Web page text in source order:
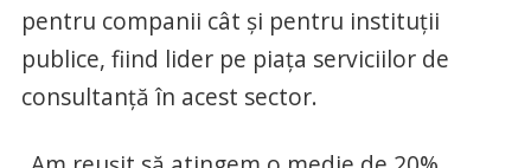
pentru companii cât și pentru instituții
publice, fiind lider pe piața serviciilor de
consultanță în acest sector.